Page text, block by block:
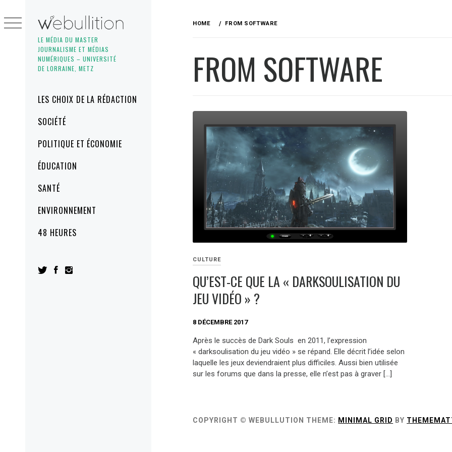
LE MÉDIA DU MASTER
JOURNALISME ET MÉDIAS
NUMÉRIQUES – UNIVERSITÉ
DE LORRAINE, METZ
MenuLES CHOIX DE LA RÉDACTION
SOCIÉTÉ
POLITIQUE ET ÉCONOMIE
ÉDUCATION
SANTÉ
ENVIRONNEMENT
48 HEURES
to
content
HOME FROM SOFTWARE
FROM SOFTWARE
CULTURE
QU’EST-CE QUE LA « DARKSOULISATION DU
JEU VIDÉO » ?
8 DÉCEMBRE 2017
Après le succès de Dark Souls en 2011, l’expression
« darksoulisation du jeu vidéo » se répand. Elle décrit l’idée selon
laquelle les jeux deviendraient plus difficiles. Aussi bien utilisée
sur les forums que dans la presse, elle n’est pas à graver […]
COPYRIGHT © WEBULLUTION THEME: MINIMAL GRID BY